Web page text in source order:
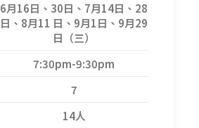
6月16日、30日、7月14日、28
日、8月11 日、9月1日、9月29
日（三）
7:30pm-9:30pm
7
14人